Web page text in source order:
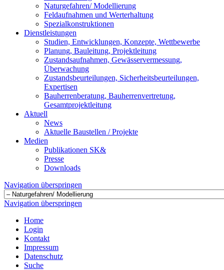
Naturgefahren/ Modellierung
Feldaufnahmen und Werterhaltung
Spezialkonstruktionen
Dienstleistungen
Studien, Entwicklungen, Konzepte, Wettbewerbe
Planung, Bauleitung, Projektleitung
Zustandsaufnahmen, Gewässervermessung,
Überwachung
Zustandsbeurteilungen, Sicherheitsbeurteilungen,
Expertisen
Bauherrenberatung, Bauherrenvertretung,
Gesamtprojektleitung
Aktuell
News
Aktuelle Baustellen / Projekte
Medien
Publikationen SK&
Presse
Downloads
Navigation überspringen
Navigation überspringen
Home
Login
Kontakt
Impressum
Datenschutz
Suche